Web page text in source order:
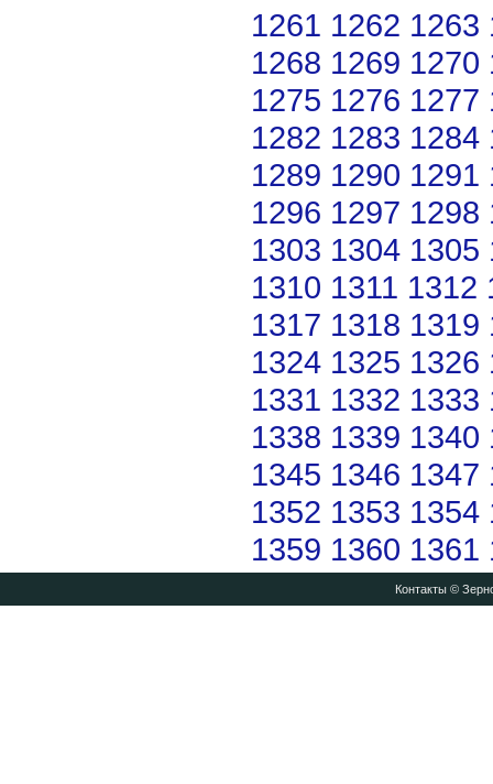
1261 1262 1263
1268 1269 1270
1275 1276 1277
1282 1283 1284
1289 1290 1291
1296 1297 1298
1303 1304 1305
1310 1311 1312
1317 1318 1319
1324 1325 1326
1331 1332 1333
1338 1339 1340
1345 1346 1347
1352 1353 1354
1359 1360 1361
Контакты©